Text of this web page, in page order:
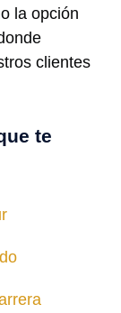
la opción
clientes
te